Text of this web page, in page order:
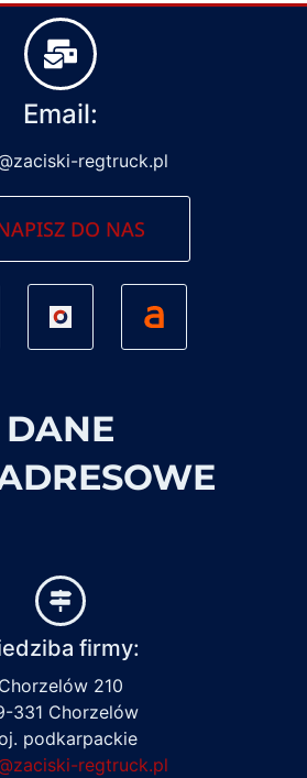
Email:
regtruck.pl
DO NAS
DANE
firmy:
Chorzelów 210
331 Chorzelów
podkarpackie
regtruck.pl